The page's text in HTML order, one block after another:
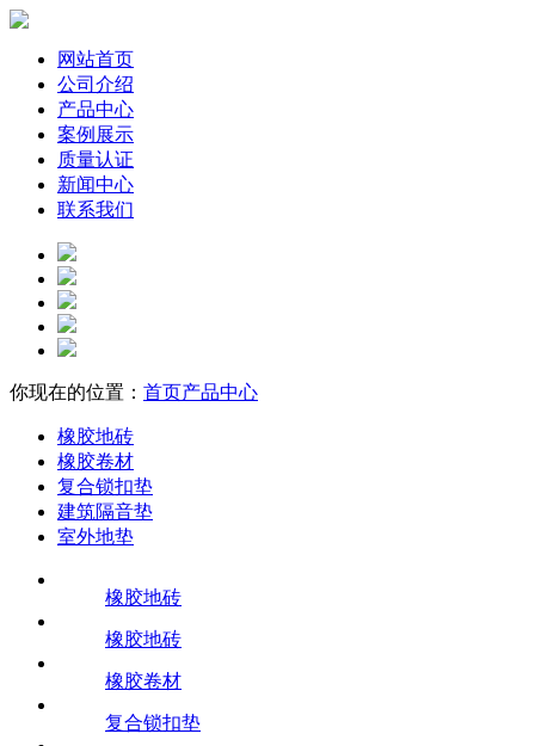
网站首页
公司介绍
产品中心
案例展示
质量认证
新闻中心
联系我们
你现在的位置： 首页产品中心
橡胶地砖
橡胶卷材
复合锁扣垫
建筑隔音垫
室外地垫
橡胶地砖
橡胶地砖
橡胶卷材
复合锁扣垫